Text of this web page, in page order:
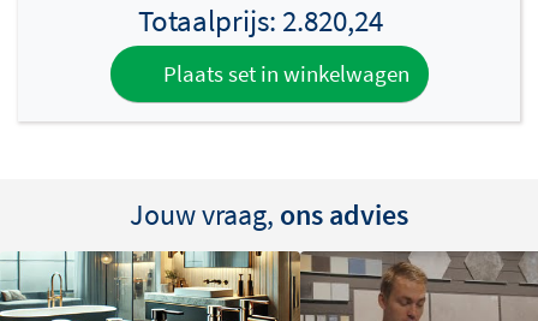
Totaalprijs: 2.820,24
Plaats set in winkelwagen
Jouw vraag, ons advies